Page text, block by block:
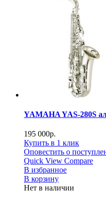
YAMAHA YAS-280S
195 000р.
Купить в 1 клик
Оповестить о
Quick View Compare
В избранное
В корзину
Нет в наличии